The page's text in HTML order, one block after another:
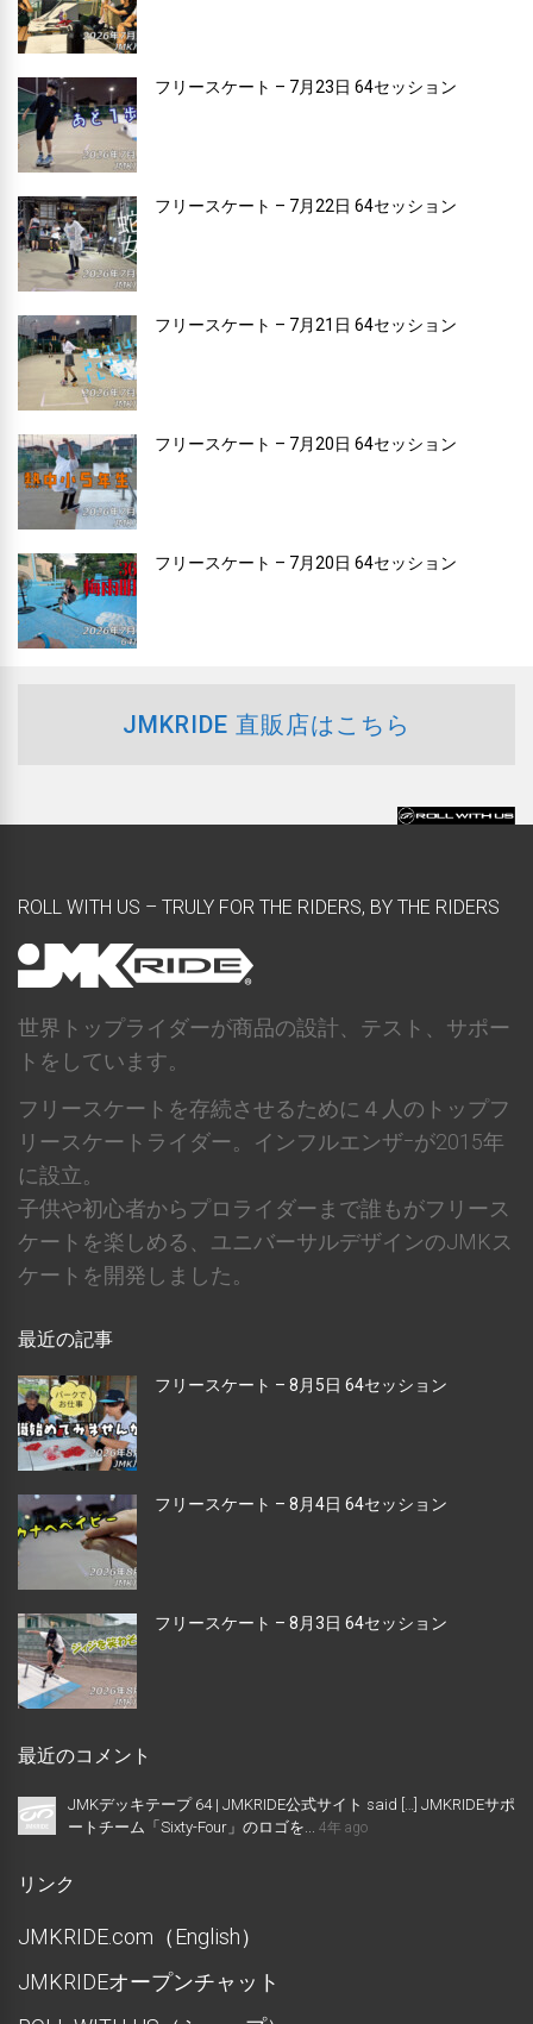
フリースケート – 7月23日 64セッション
フリースケート – 7月22日 64セッション
フリースケート – 7月21日 64セッション
フリースケート – 7月20日 64セッション
フリースケート – 7月20日 64セッション
JMKRIDE 直販店はこちら
ROLL WITH US – TRULY FOR THE RIDERS, BY THE RIDERS
世界トップライダーが商品の設計、テスト、サポー
トをしています。
フリースケートを存続させるために４人のトップフ
リースケートライダー。インフルエンザｰが2015年
に設立。
子供や初心者からプロライダーまで誰もがフリース
ケートを楽しめる、ユニバーサルデザインのJMKス
ケートを開発しました。
最近の記事
フリースケート – 8月5日 64セッション
フリースケート – 8月4日 64セッション
フリースケート – 8月3日 64セッション
最近のコメント
JMKデッキテープ 64 | JMKRIDE公式サイト said […] JMKRIDEサポ
ートチーム「Sixty-Four」のロゴを... 4年 ago
リンク
JMKRIDE.com（English）
JMKRIDEオープンチャット